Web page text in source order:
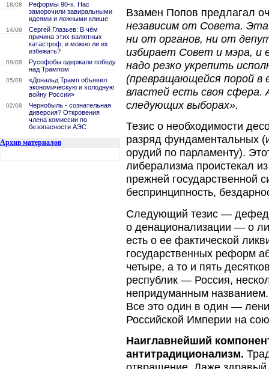
18/08
Реформы 90-х. Нас
заморочили завиральными
идеями и ложными клише
14/08
Сергей Глазьев: В чём
причина этих валютных
катастроф, и можно ли их
избежать?
09/08
Русофобы одержали победу
над Трампом
05/08
«Дональд Трамп объявил
экономическую и холодную
войну России»
02/08
Чернобыль - сознательная
диверсия? Откровения
члена комиссии по
безопасности АЭС
Архив материалов
Взамен Попов предлагал
независим от Совета. Эта
ни от органов, ни от
избирает Совет и мэра, и
надо резко укрепить
(превращающейся порой в
властей есть своя
следующих выборах».
Тезис о необходимости
разряд фундаментальных
орудий по парламенту).
либерализма проистекал
прежней государственной
беспринципность,
Следующий тезис —
о денационализации — о
есть о ее фактической
государственных реформ
четыре, а то и пять
республик — Россия,
непридуманным названием.
Все это один в один —
Российской Империи на
Наиглавнейший
антитрадиционализм.